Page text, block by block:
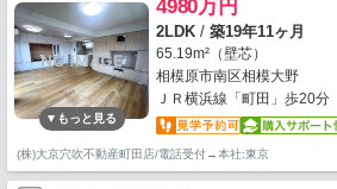
4980万円
2LDK / 築19年11ヶ月
65.19m²（壁芯）
相模原市南区相模大野
ＪＲ横浜線「町田」歩20分
(株)大京穴吹不動産町田店/電話受付→本社:東京